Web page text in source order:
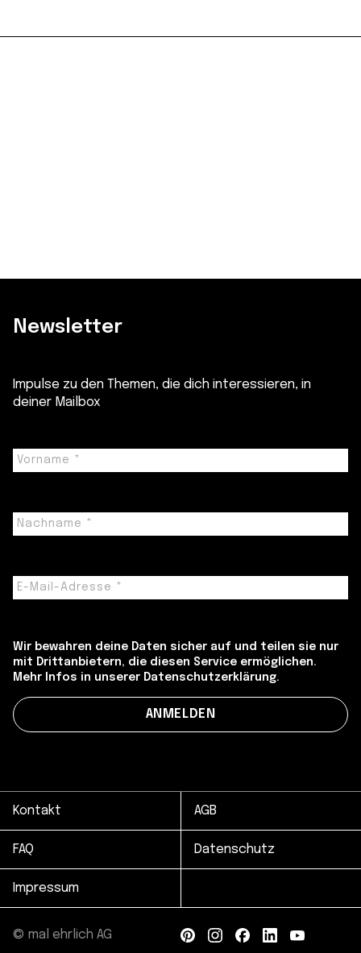
Newsletter
Impulse zu den Themen, die dich interessieren, in
deiner Mailbox
Wir bewahren deine Daten sicher auf und teilen sie nur
mit Drittanbietern, die diesen Service ermöglichen.
Mehr Infos in unserer Datenschutzerklärung.
Kontakt AGB
FAQ Datenschutz
Impressum
© mal ehrlich AG